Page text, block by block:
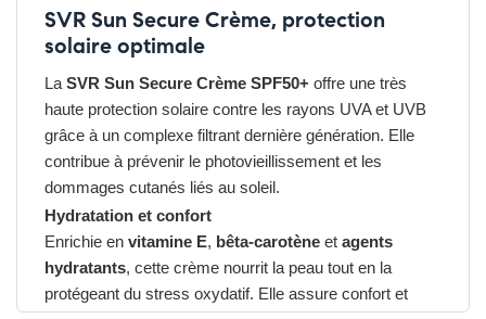
SVR Sun Secure Crème, protection
solaire optimale
La SVR Sun Secure Crème SPF50+ offre une très
haute protection solaire contre les rayons UVA et UVB
grâce à un complexe filtrant dernière génération. Elle
contribue à prévenir le photovieillissement et les
dommages cutanés liés au soleil.
Hydratation et confort
Enrichie en vitamine E, bêta-carotène et agents
hydratants, cette crème nourrit la peau tout en la
protégeant du stress oxydatif. Elle assure confort et